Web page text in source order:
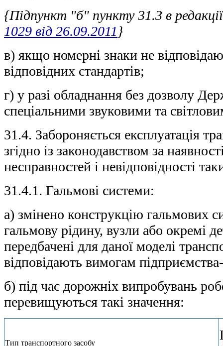
{Підпункт "б" пункту 31.3 в
1029 від 26.09.2011 }
в) якщо номерні знаки не
відповідних стандартів;
г) у разі обладнання без дозволу
спеціальними звуковими та
31.4. Забороняється експлуатація
згідно із законодавством за
несправностей і невідповідності
31.4.1. Гальмові системи:
а) змінено конструкцію гальмових
гальмову рідину, вузли або окремі
передбачені для даної моделі
відповідають вимогам
б) під час дорожніх випробувань
перевищуються такі значення:
Тип транспортного засобу